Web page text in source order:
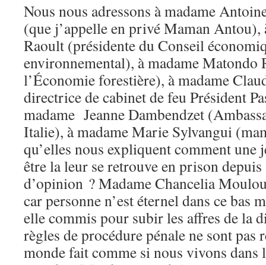
Nous nous adressons à madame
(que j’appelle en privé Maman
Raoult (présidente du Conseil
environnemental), à madame Matondo
l’Économie forestière), à madame
directrice de cabinet de feu Président
madame Jeanne Dambendzet
Italie), à madame Marie Sylvangui
qu’elles nous expliquent comment
être la leur se retrouve en prison
d’opinion ? Madame Chancelia
car personne n’est éternel dans ce bas
elle commis pour subir les affres de la
règles de procédure pénale ne sont pas
monde fait comme si nous vivons dans